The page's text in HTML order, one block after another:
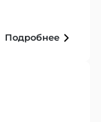
Подробнее